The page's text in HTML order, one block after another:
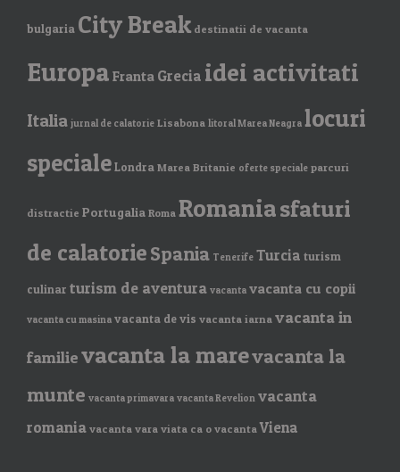
bulgaria City Break destinatii de vacanta
Europa Franta Grecia idei activitati
Italia jurnal de calatorie Lisabona litoral Marea Neagra locuri
specialeLondra Marea Britanie oferte speciale parcuri
distractie Portugalia Roma Romaniasfaturi
de calatorieSpania Tenerife Turcia turism
culinar turism de aventura vacanta vacanta cu copii
vacanta cu masina vacanta de vis vacanta iarna vacanta in
familievacanta la marevacanta la
munte vacanta primavara vacanta Revelion vacanta
romania vacanta vara viata ca o vacanta Viena